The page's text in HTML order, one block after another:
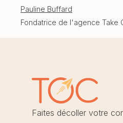
Pauline Buffard
Fondatrice de l'agence Take
Faites décoller votre